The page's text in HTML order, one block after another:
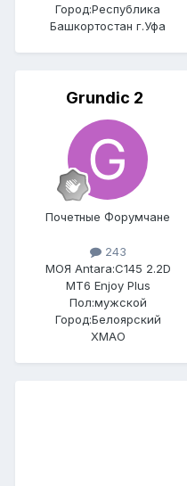
Город:Республика
Башкортостан г.Уфа
Grundic 2
Почетные Форумчане
243
МОЯ Antara:C145 2.2D
MT6 Enjoy Plus
Пол:мужской
Город:Белоярский
ХМАО